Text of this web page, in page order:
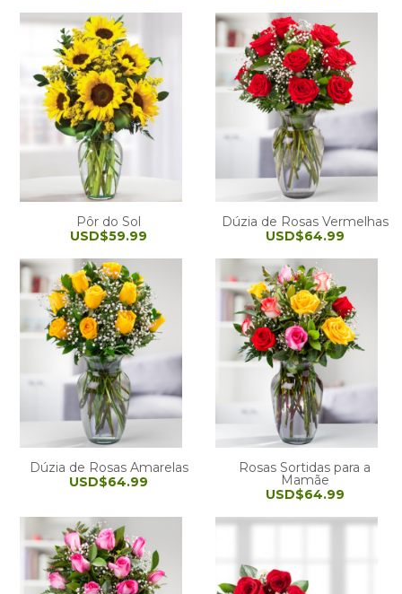
Pôr do Sol
USD$59.99
Dúzia de Rosas Vermelhas
USD$64.99
Dúzia de Rosas Amarelas
USD$64.99
Rosas Sortidas para a
Mamãe
USD$64.99